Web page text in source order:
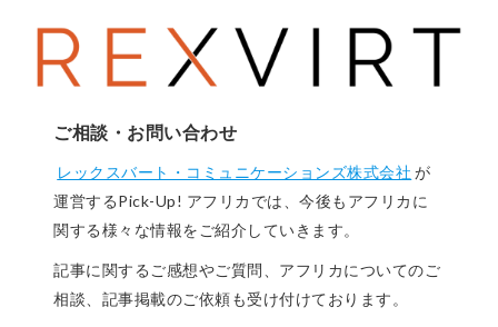
ご相談・お問い合わせ
レックスバート・コミュニケーションズ株式会社 が
運営するPick-Up! アフリカでは、今後もアフリカに
関する様々な情報をご紹介していきます。
記事に関するご感想やご質問、アフリカについてのご
相談、記事掲載のご依頼も受け付けております。